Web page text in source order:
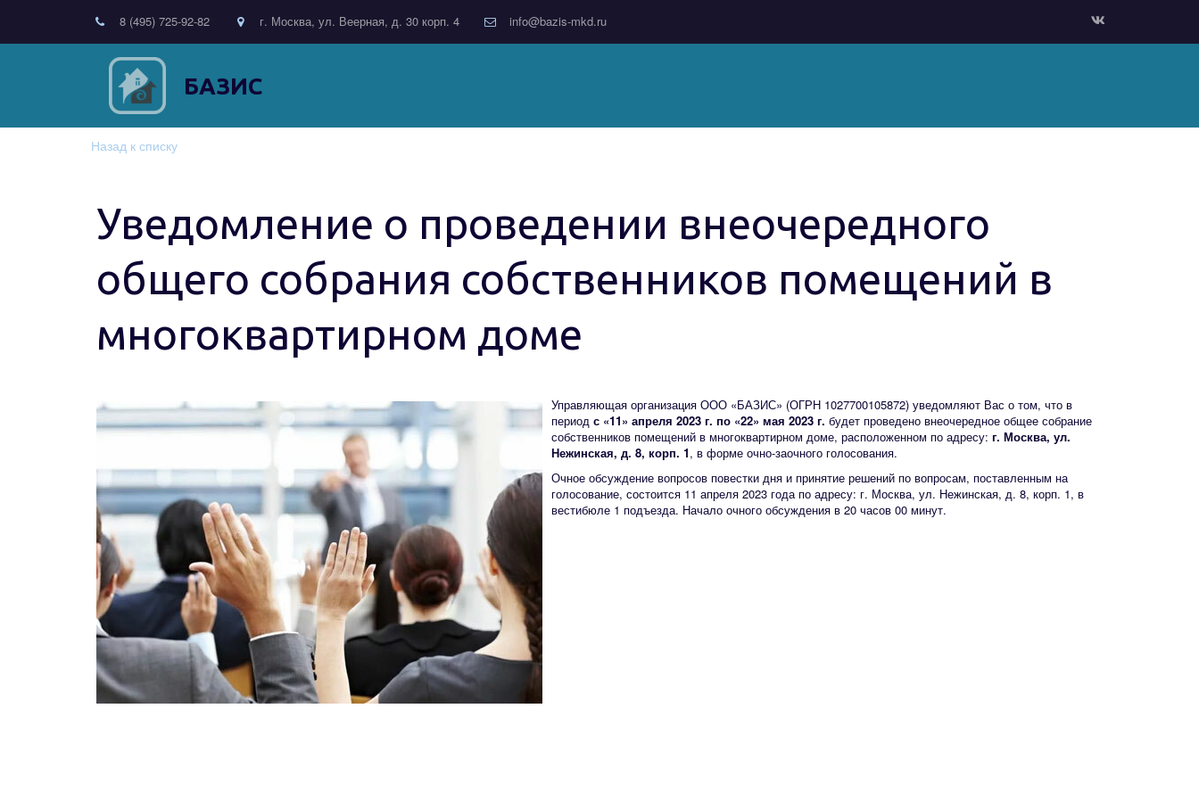
8 (495) 725-92-82 г. Москва, ул. Веерная, д. 30 корп. 4 info@bazis-mkd.ru
БАЗИС
Назад к списку
Уведомление о проведении внеочередного
общего собрания собственников помещений в
многоквартирном доме
Управляющая организация ООО «БАЗИС» (ОГРН 1027700105872) уведомляют Вас о том, что в
период с «11» апреля 2023 г. по «22» мая 2023 г. будет проведено внеочередное общее собрание
собственников помещений в многоквартирном доме, расположенном по адресу: г. Москва, ул.
Нежинская, д. 8, корп. 1, в форме очно-заочного голосования.
Очное обсуждение вопросов повестки дня и принятие решений по вопросам, поставленным на
голосование, состоится 11 апреля 2023 года по адресу: г. Москва, ул. Нежинская, д. 8, корп. 1, в
вестибюле 1 подъезда. Начало очного обсуждения в 20 часов 00 минут.